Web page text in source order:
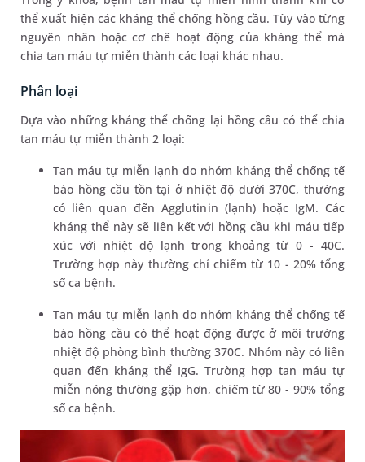
thể xuất hiện các kháng thể chống hồng cầu. Tùy vào từng
nguyên nhân hoặc cơ chế hoạt động của kháng thể mà
chia tan máu tự miễn thành các loại khác nhau.
Phân loại
Dựa vào những kháng thể chống lại hồng cầu có thể chia
tan máu tự miễn thành 2 loại:
Tan máu tự miễn lạnh do nhóm kháng thể chống tế
bào hồng cầu tồn tại ở nhiệt độ dưới 370C, thường
có liên quan đến Agglutinin (lạnh) hoặc IgM. Các
kháng thể này sẽ liên kết với hồng cầu khi máu tiếp
xúc với nhiệt độ lạnh trong khoảng từ 0 - 40C.
Trường hợp này thường chỉ chiếm từ 10 - 20% tổng
số ca bệnh.
Tan máu tự miễn lạnh do nhóm kháng thể chống tế
bào hồng cầu có thể hoạt động được ở môi trường
nhiệt độ phòng bình thường 370C. Nhóm này có liên
quan đến kháng thể IgG. Trường hợp tan máu tự
miễn nóng thường gặp hơn, chiếm từ 80 - 90% tổng
số ca bệnh.